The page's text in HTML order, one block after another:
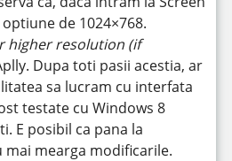
de 1024×768.
higher resolution (if
Dupa toti pasii acestia, ar
sa lucram cu interfata
testate cu Windows 8
E posibil ca pana la
mai mearga modificarile.